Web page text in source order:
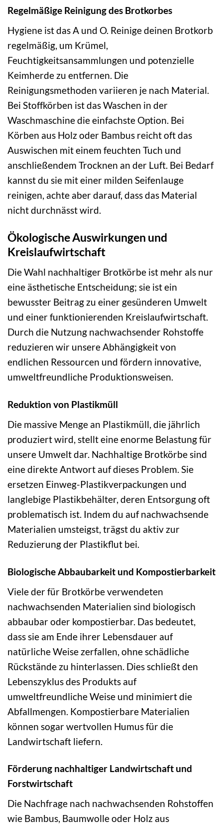
Regelmäßige Reinigung des Brotkorbes
Hygiene ist das A und O. Reinige deinen Brotkorb
regelmäßig, um Krümel,
Feuchtigkeitsansammlungen und potenzielle
Keimherde zu entfernen. Die
Reinigungsmethoden variieren je nach Material.
Bei Stoffkörben ist das Waschen in der
Waschmaschine die einfachste Option. Bei
Körben aus Holz oder Bambus reicht oft das
Auswischen mit einem feuchten Tuch und
anschließendem Trocknen an der Luft. Bei Bedarf
kannst du sie mit einer milden Seifenlauge
reinigen, achte aber darauf, dass das Material
nicht durchnässt wird.
Ökologische Auswirkungen und
Kreislaufwirtschaft
Die Wahl nachhaltiger Brotkörbe ist mehr als nur
eine ästhetische Entscheidung; sie ist ein
bewusster Beitrag zu einer gesünderen Umwelt
und einer funktionierenden Kreislaufwirtschaft.
Durch die Nutzung nachwachsender Rohstoffe
reduzieren wir unsere Abhängigkeit von
endlichen Ressourcen und fördern innovative,
umweltfreundliche Produktionsweisen.
Reduktion von Plastikmüll
Die massive Menge an Plastikmüll, die jährlich
produziert wird, stellt eine enorme Belastung für
unsere Umwelt dar. Nachhaltige Brotkörbe sind
eine direkte Antwort auf dieses Problem. Sie
ersetzen Einweg-Plastikverpackungen und
langlebige Plastikbehälter, deren Entsorgung oft
problematisch ist. Indem du auf nachwachsende
Materialien umsteigst, trägst du aktiv zur
Reduzierung der Plastikflut bei.
Biologische Abbaubarkeit und Kompostierbarkeit
Viele der für Brotkörbe verwendeten
nachwachsenden Materialien sind biologisch
abbaubar oder kompostierbar. Das bedeutet,
dass sie am Ende ihrer Lebensdauer auf
natürliche Weise zerfallen, ohne schädliche
Rückstände zu hinterlassen. Dies schließt den
Lebenszyklus des Produkts auf
umweltfreundliche Weise und minimiert die
Abfallmengen. Kompostierbare Materialien
können sogar wertvollen Humus für die
Landwirtschaft liefern.
Förderung nachhaltiger Landwirtschaft und
Forstwirtschaft
Die Nachfrage nach nachwachsenden Rohstoffen
wie Bambus, Baumwolle oder Holz aus